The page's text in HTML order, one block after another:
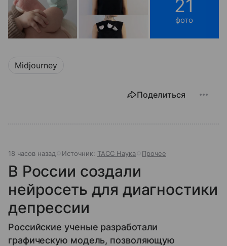
21
фото
Midjourney
Поделиться
18 часов назад Источник: ТАСС Наука Прочее
В России создали
нейросеть для диагностики
депрессии
Российские ученые разработали
графическую модель, позволяющую